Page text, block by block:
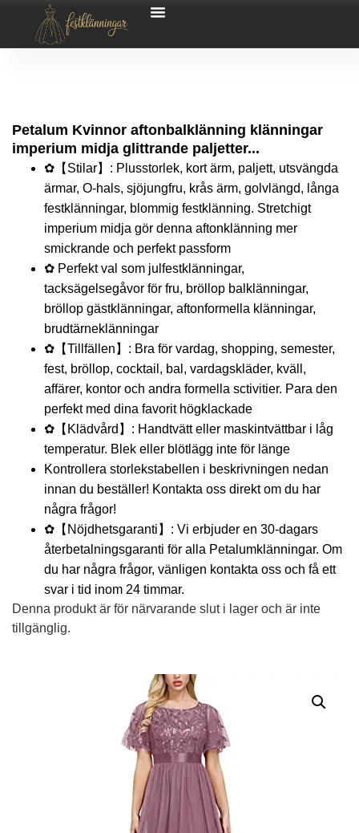
Petalum Kvinnor aftonbalklänning klänningar
imperium midja glittrande paljetter...
✿【Stilar】: Plusstorlek, kort ärm, paljett, utsvängda
ärmar, O-hals, sjöjungfru, krås ärm, golvlängd, långa
festklänningar, blommig festklänning. Stretchigt
imperium midja gör denna aftonklänning mer
smickrande och perfekt passform
✿ Perfekt val som julfestklänningar,
tacksägelsegåvor för fru, bröllop balklänningar,
bröllop gästklänningar, aftonformella klänningar,
brudtärneklänningar
✿【Tillfällen】: Bra för vardag, shopping, semester,
fest, bröllop, cocktail, bal, vardagskläder, kväll,
affärer, kontor och andra formella sctivitier. Para den
perfekt med dina favorit högklackade
✿【Klädvård】: Handtvätt eller maskintvättbar i låg
temperatur. Blek eller blötlägg inte för länge
Kontrollera storlekstabellen i beskrivningen nedan
innan du beställer! Kontakta oss direkt om du har
några frågor!
✿【Nöjdhetsgaranti】: Vi erbjuder en 30-dagars
återbetalningsgaranti för alla Petalumklänningar. Om
du har några frågor, vänligen kontakta oss och få ett
svar i tid inom 24 timmar.
Denna produkt är för närvarande slut i lager och är inte
tillgänglig.